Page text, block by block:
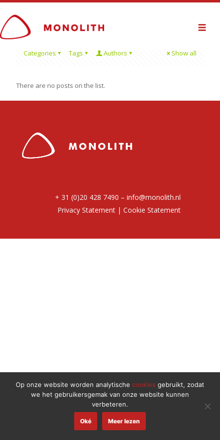
Categories Tags Authors Show all
There are no posts on the list.
+ 31 (0)20 428 7490 – info@monolith.nl
Privacy Statement | Cookie Statement
Op onze website worden analytische cookies gebruikt, zodat
we het gebruikersgemak van onze website kunnen
verbeteren.
Oké Meer lezen